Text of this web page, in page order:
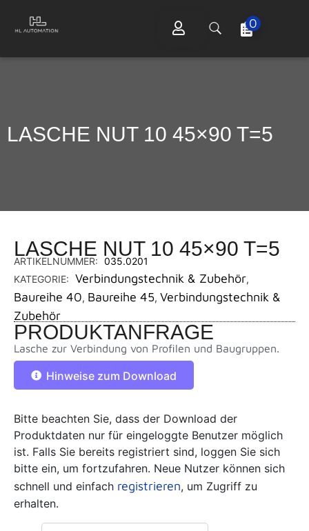
0
LASCHE NUT 10 45×90 T=5
LASCHE NUT 10 45×90 T=5
ARTIKELNUMMER: 035.0201
KATEGORIE: Verbindungstechnik & Zubehör,
Baureihe 40, Baureihe 45, Verbindungstechnik &
Zubehör
PRODUKTANFRAGE
Lasche zur Verbindung von Profilen und Baugruppen.
Hinweise zum Download
Bitte beachten Sie, dass der Download der
Produktdaten nur für eingeloggte Benutzer möglich
ist. Falls Sie bereits registriert sind, loggen Sie sich
bitte ein, um fortzufahren. Neue Nutzer können sich
schnell und einfach registrieren, um Zugriff zu
erhalten.